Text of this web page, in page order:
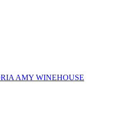
AMY WINEHOUSE